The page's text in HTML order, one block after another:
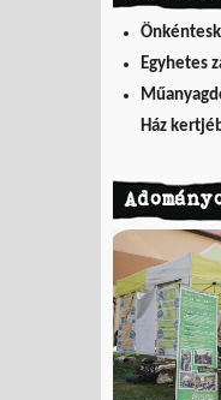
Egyhetes
Ház